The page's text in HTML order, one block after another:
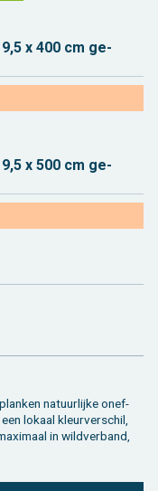
x 400 cm ge­
x 500 cm ge­
na­tuur­lij­ke on­ef­
lo­kaal kleur­ver­schil,
in wild­ver­band,